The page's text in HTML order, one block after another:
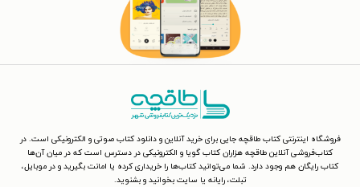
فروشگاه اینترنتی کتاب طاقچه جایی برای خرید آنلاین و دانلود کتاب صوتی و الکترونیکی است. در
کتاب‌فروشی آنلاین طاقچه هزاران کتاب گویا و الکترونیکی در دسترس است که در میان آن‌ها
کتاب رایگان هم وجود دارد. شما می‌توانید کتاب‌ها را خریداری کرده یا امانت بگیرید و در موبایل،
تبلت، رایانه یا سایت بخوانید و بشنوید.